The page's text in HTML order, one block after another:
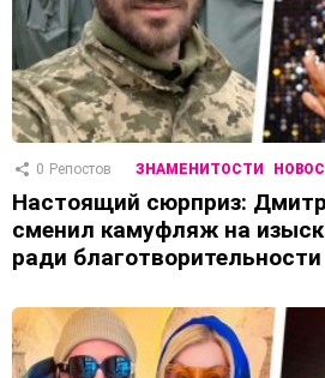
0 Репостов ЗНАМЕНИТОСТИ
Настоящий сюрприз:
сменил камуфляж на
ради благотворительности